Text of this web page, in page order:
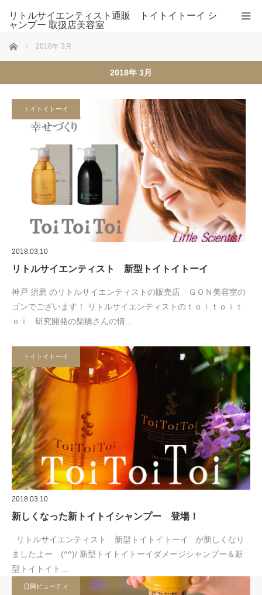
リトルサイエンティスト通販 トイトイトーイ シ
ャンプー 取扱店美容室
ホーム 2018年 3月
2018年 3月
トイトイトーイ
2018.03.10
リトルサイエンティスト 新型トイトイトーイ
神戸 須磨 のリトルサイエンティストの販売店 ＧＯＮ美容室の
ゴンでございます！ リトルサイエンティストのｔｏｉｔｏｉｔ
ｏｉ 研究開発の柴橋さんの情…
トイトイトーイ
2018.03.10
新しくなった新トイトイシャンプー 登場！
リトルサイエンティスト 新型トイトイトーイ が新しくなり
ましたよー (^^)/ 新型トイトイトーイダメージシャンプー＆新
型トイトイト…
日興ビューティ